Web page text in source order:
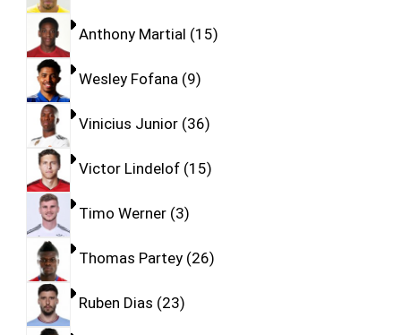
Anthony Martial 15
Wesley Fofana 9
Vinicius Junior 36
Victor Lindelof 15
Timo Werner 3
Thomas Partey 26
Ruben Dias 23